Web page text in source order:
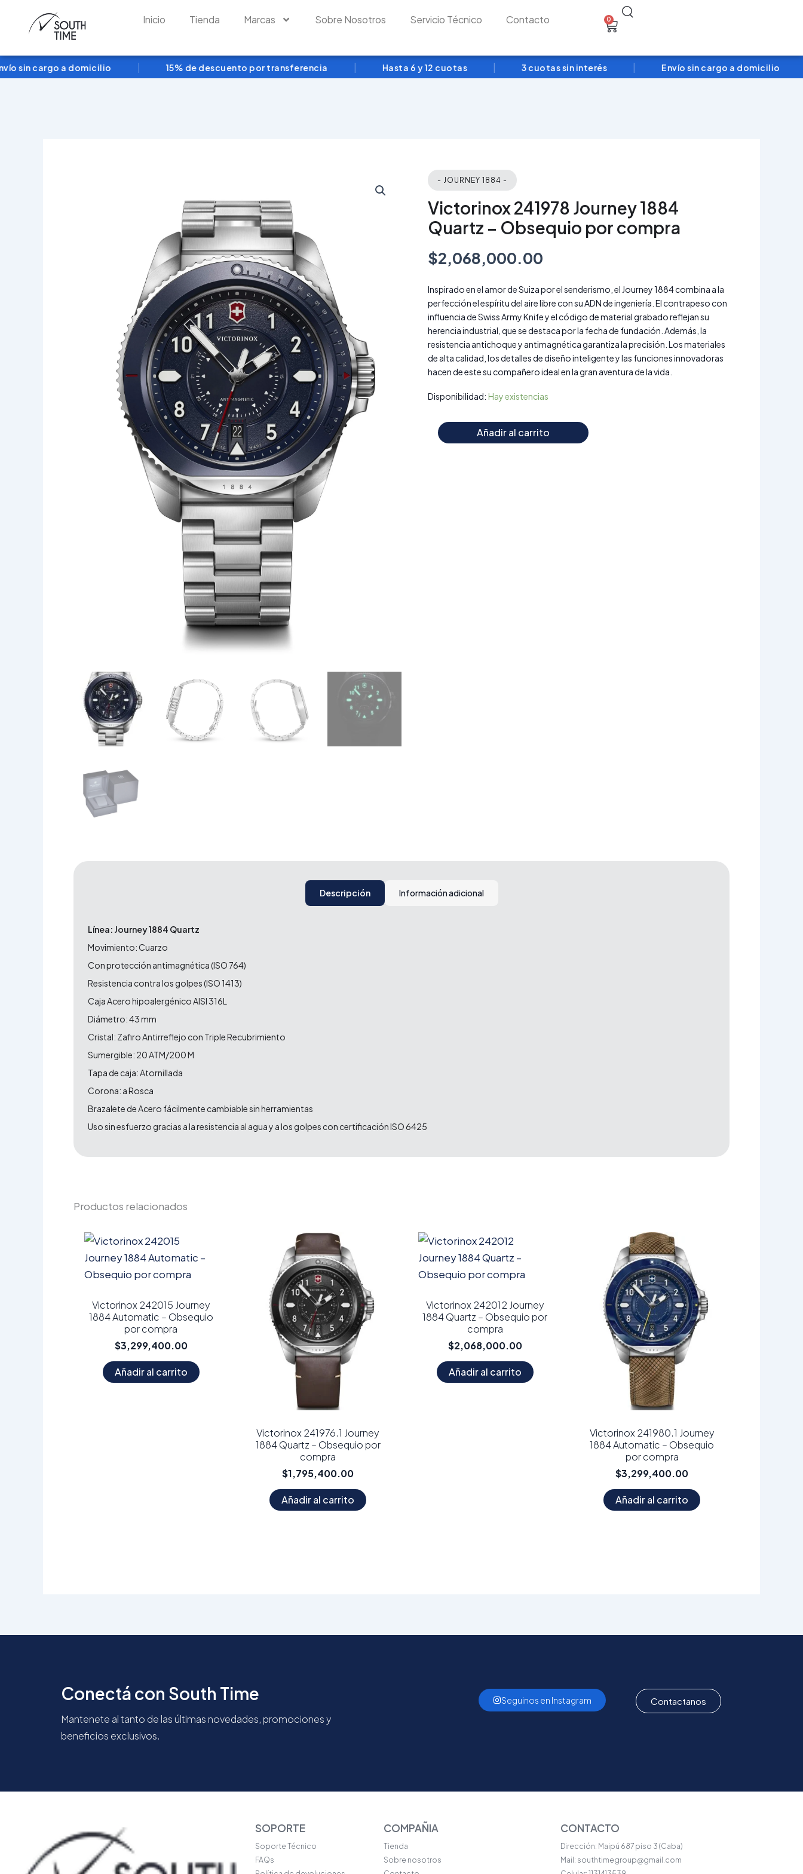
Inicio Tienda Marcas Sobre Nosotros Servicio Técnico Contacto 0
CartSearch
cargo a domicilio 15% de descuento por transferencia Hasta 6 y 12 cuotas 3 cuotas sin interés Envío sin cargo a domicilio
- JOURNEY 1884 -
Victorinox 241978 Journey 1884
Quartz – Obsequio por compra
$2,068,000.00
Inspirado en el amor de Suiza por el senderismo, el Journey 1884 combina a la
perfección el espíritu del aire libre con su ADN de ingeniería. El contrapeso con
influencia de Swiss Army Knife y el código de material grabado reflejan su
herencia industrial, que se destaca por la fecha de fundación. Además, la
resistencia antichoque y antimagnética garantiza la precisión. Los materiales
de alta calidad, los detalles de diseño inteligente y las funciones innovadoras
hacen de este su compañero ideal en la gran aventura de la vida.
Disponibilidad: Hay existencias
Victorinox
241978
Journey
1884
Quartz
–
por
Añadir al carrito
Descripción Información adicional
Línea: Journey 1884 Quartz
Movimiento: Cuarzo
Con protección antimagnética (ISO 764)
Resistencia contra los golpes (ISO 1413)
Caja Acero hipoalergénico AISI 316L
Diámetro: 43 mm
Cristal: Zafiro Antirreflejo con Triple Recubrimiento
Sumergible: 20 ATM/200 M
Tapa de caja: Atornillada
Corona: a Rosca
Brazalete de Acero fácilmente cambiable sin herramientas
Uso sin esfuerzo gracias a la resistencia al agua y a los golpes con certificación ISO 6425
Productos relacionados
Victorinox 242015 Journey
1884 Automatic – Obsequio
por compra
$3,299,400.00
Añadir al carrito
Victorinox 241976.1 Journey
1884 Quartz – Obsequio por
compra
$1,795,400.00
Añadir al carrito
Victorinox 242012 Journey
1884 Quartz – Obsequio por
compra
$2,068,000.00
Añadir al carrito
Victorinox 241980.1 Journey
1884 Automatic – Obsequio
por compra
$3,299,400.00
Añadir al carrito
Conectá con South Time
Mantenete al tanto de las últimas novedades, promociones y
beneficios exclusivos.
Seguinos en Instagram Contactanos
SOPORTE
Soporte Técnico
FAQs
COMPAÑIA
Tienda
Sobre nosotros
CONTACTO
Dirección: Maipú 687 piso 3 (Caba)
Mail: southtimegroup@gmail.com